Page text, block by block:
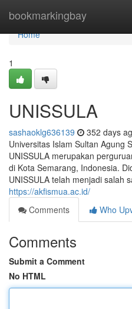
bookmarkingbay
Home
Home
1
UNISSULA
sashaoklg636139 352 days
Universitas Islam Sultan Agung
UNISSULA merupakan
di Kota Semarang, Indonesia.
UNISSULA telah menjadi salah
https://akfismua.ac.id/
Comments
Who
Comments
Submit a Comment
No HTML